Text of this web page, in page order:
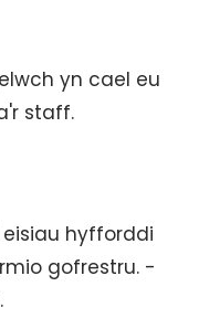
yn cael eu
staff.
hyfforddi
gofrestru. -